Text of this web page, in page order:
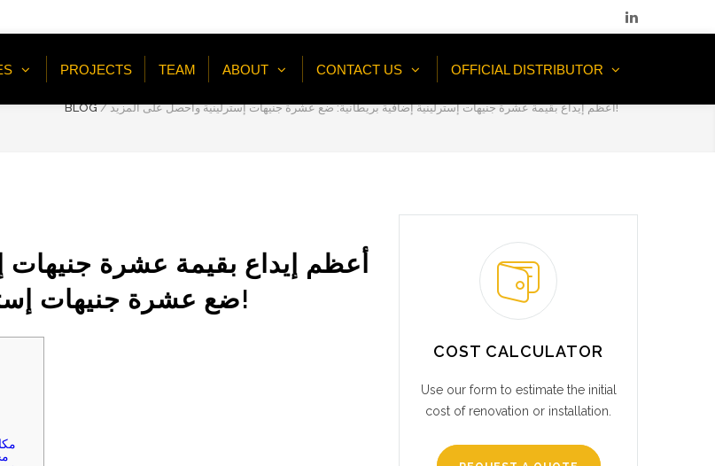
PROJECTS TEAM ABOUT CONTACT US OFFICIAL DISTRIBUTOR
BLOG / أعظم إيداع بقيمة عشرة جنيهات إسترلينية إضافية بريطانية: ضع عشرة جنيهات إسترلينية واحصل على المزيد!
أعظم إيداع بقيمة عشرة جنيهات
ضع عشرة جنيهات إسترلينية واحصل على المزيد!
COST CALCULATOR
Use our form to estimate the initial
cost of renovation or installation.